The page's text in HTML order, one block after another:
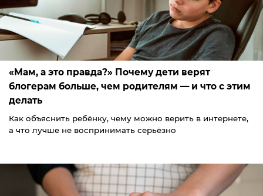
«Мам, а это правда?» Почему дети верят
блогерам больше, чем родителям — и что с этим
делать
Как объяснить ребёнку, чему можно верить в интернете,
а что лучше не воспринимать серьёзно